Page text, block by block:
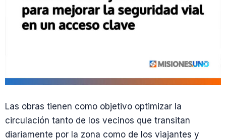
Las obras tienen como objetivo optimizar la
circulación tanto de los vecinos que transitan
diariamente por la zona como de los viajantes y